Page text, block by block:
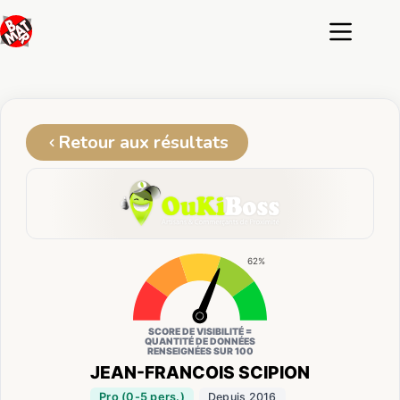
au
contenu
Retour aux résultats
JEAN-FRANCOIS SCIPION
Pro (0-5 pers.) Depuis 2016
62%
SCORE DE VISIBILITÉ =
QUANTITÉ DE DONNÉES
RENSEIGNÉES SUR 100